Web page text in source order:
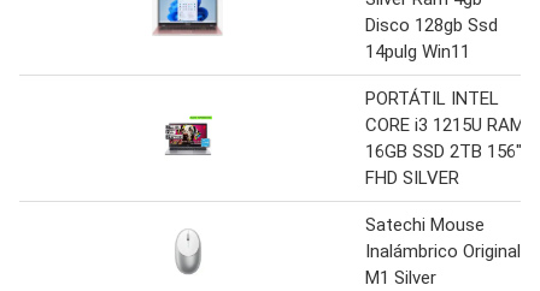
Disco 128gb Ssd
14pulg Win11
PORTÁTIL INTEL
CORE i3 1215U RAM
16GB SSD 2TB 156″
FHD SILVER
Satechi Mouse
Inalámbrico Original
M1 Silver